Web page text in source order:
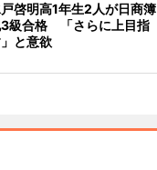
啓明高1年生2人が日商簿
級合格 「さらに上目指
と意欲